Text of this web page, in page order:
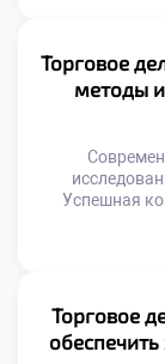
стали
интуитивные
на
Торговое
методы
Успешная
решений.
множества
ведет к
Торговое